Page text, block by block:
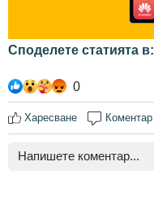
Споделете статията в:
0
Харесване Коментар